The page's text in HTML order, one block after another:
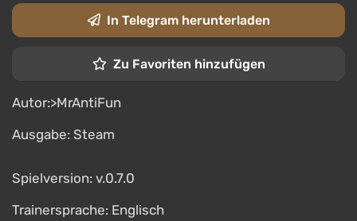
In Telegram herunterladen
Zu Favoriten hinzufügen
Autor:>MrAntiFun
Ausgabe: Steam
Spielversion: v.0.7.0
Trainersprache: Englisch